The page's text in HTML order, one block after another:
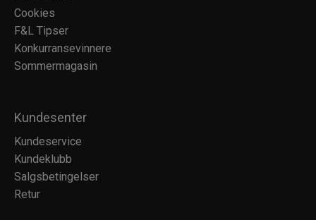
Cookies
F&L Tipser
Konkurransevinnere
Sommermagasin
Kundesenter
Kundeservice
Kundeklubb
Salgsbetingelser
Retur